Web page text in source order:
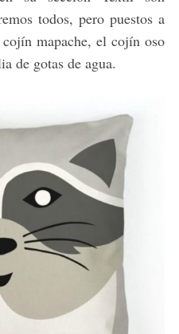
todos, pero puestos a
mapache, el cojín oso
de gotas de agua.